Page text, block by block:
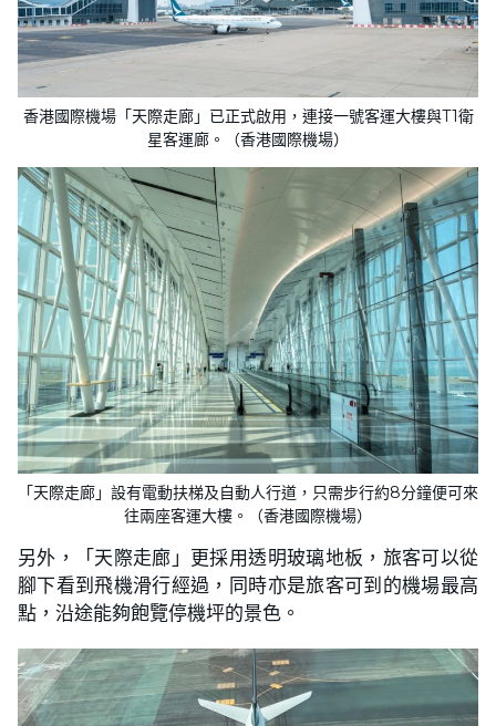
香港國際機場「天際走廊」已正式啟用，連接一號客運大樓與T1衛
星客運廊。（​​香港國際機場）
「天際走廊」設有電動扶梯及自動人行道，只需步行約8分鐘便可來
往兩座客運大樓。（​​香港國際機場）
另外，「天際走廊」更採用透明玻璃地板，旅客可以從
腳下看到飛機滑行經過，同時亦是旅客可到的機場最高
點，沿途能夠飽覽停機坪的景色。